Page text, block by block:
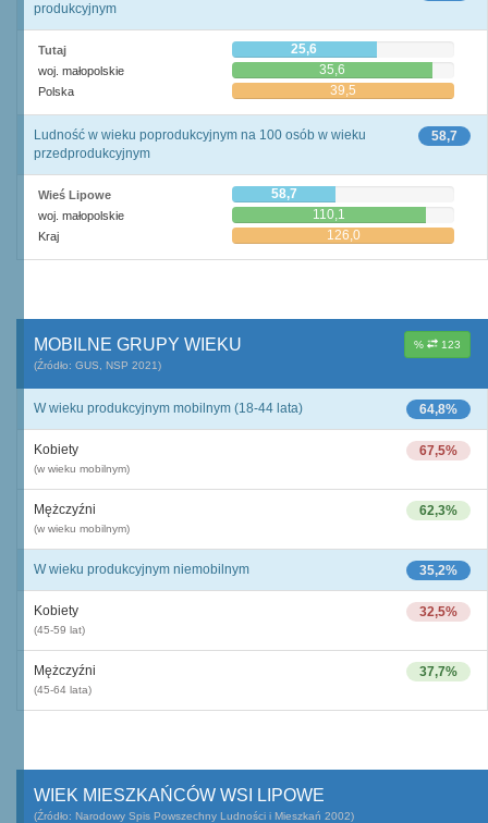
produkcyjnym
Tutaj 25,6
woj. małopolskie 35,6
Polska 39,5
58,7
Ludność w wieku poprodukcyjnym na 100 osób w wieku
przedprodukcyjnym
Wieś Lipowe 58,7
woj. małopolskie 110,1
Kraj 126,0
% 123
MOBILNE GRUPY WIEKU
(Źródło: GUS, NSP 2021)
64,8%
W wieku produkcyjnym mobilnym (18-44 lata)
67,5%
Kobiety
(w wieku mobilnym)
62,3%
Mężczyźni
(w wieku mobilnym)
35,2%
W wieku produkcyjnym niemobilnym
32,5%
Kobiety
(45-59 lat)
37,7%
Mężczyźni
(45-64 lata)
WIEK MIESZKAŃCÓW WSI LIPOWE
(Źródło: Narodowy Spis Powszechny Ludności i Mieszkań 2002)